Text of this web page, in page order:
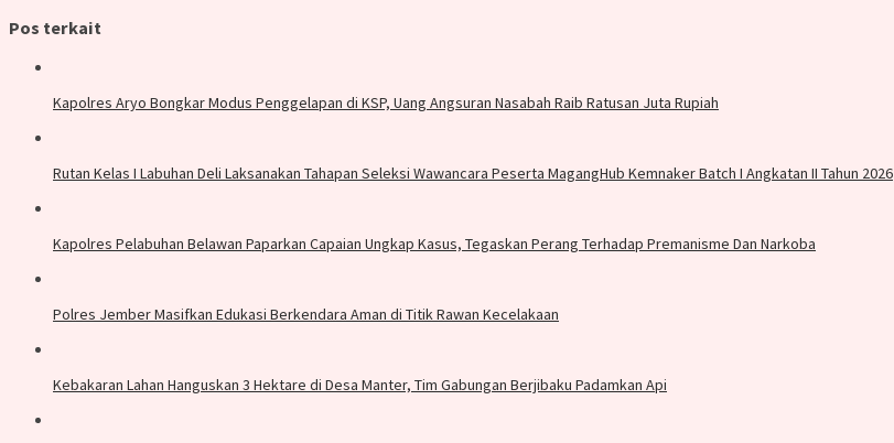
Pos terkait
Kapolres Aryo Bongkar Modus Penggelapan di KSP, Uang Angsuran Nasabah Raib Ratusan Juta Rupiah
Rutan Kelas I Labuhan Deli Laksanakan Tahapan Seleksi Wawancara Peserta MagangHub Kemnaker Batch I Angkatan II Tahun 2026
Kapolres Pelabuhan Belawan Paparkan Capaian Ungkap Kasus, Tegaskan Perang Terhadap Premanisme Dan Narkoba
Polres Jember Masifkan Edukasi Berkendara Aman di Titik Rawan Kecelakaan
Kebakaran Lahan Hanguskan 3 Hektare di Desa Manter, Tim Gabungan Berjibaku Padamkan Api